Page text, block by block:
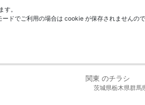
す。
ドでご利用の場合は cookie が保存されませんの
関東 のチラシ
茨城県栃木県群馬